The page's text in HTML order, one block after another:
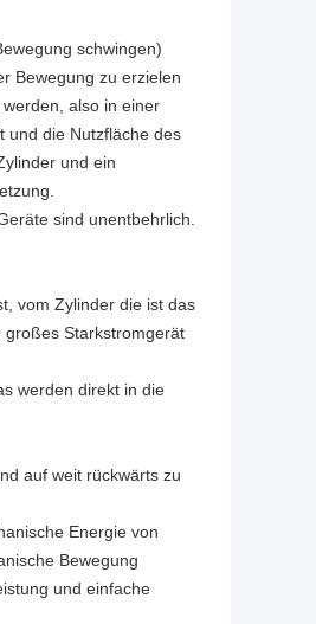
schwingen)
Bewegung zu erzielen
also in einer
und die Nutzfläche des
und ein
sind unentbehrlich.
vom Zylinder die ist das
großes Starkstromgerät
werden direkt in die
auf weit rückwärts zu
Energie von
Bewegung
und einfache